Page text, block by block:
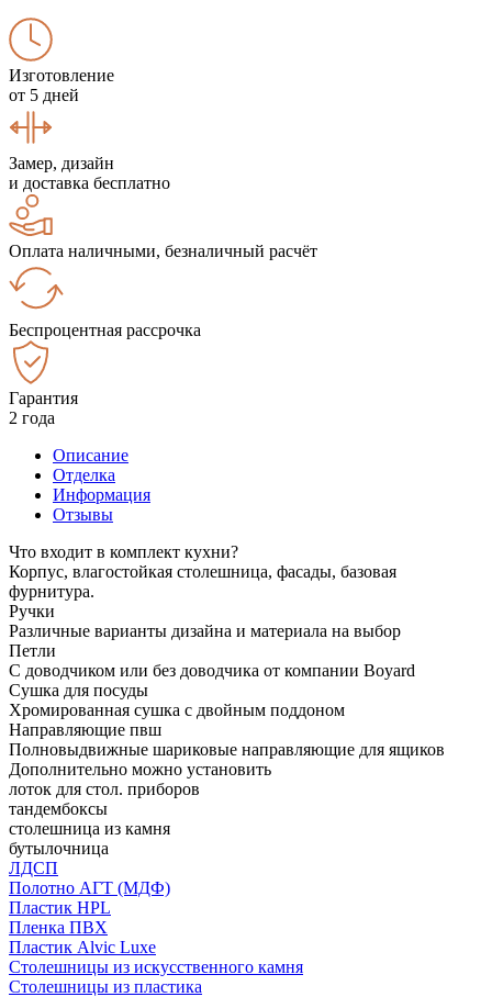
Изготовление
от 5 дней
Замер, дизайн
и доставка бесплатно
Оплата наличными, безналичный расчёт
Беспроцентная рассрочка
Гарантия
2 года
Описание
Отделка
Информация
Отзывы
Что входит в комплект кухни?
Корпус, влагостойкая столешница, фасады, базовая
фурнитура.
Ручки
Различные варианты дизайна и материала на выбор
Петли
С доводчиком или без доводчика от компании Boyard
Сушка для посуды
Хромированная сушка с двойным поддоном
Направляющие пвш
Полновыдвижные шариковые направляющие для ящиков
Дополнительно можно установить
лоток для стол. приборов
тандембоксы
столешница из камня
бутылочница
ЛДСП
Полотно АГТ (МДФ)
Пластик HPL
Пленка ПВХ
Пластик Alvic Luxe
Столешницы из искусственного камня
Столешницы из пластика